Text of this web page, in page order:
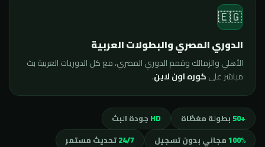
🇪🇬
الدوري المصري والبطولات العربية
الأهلي والزمالك وقمم الدوري المصري، مع كل الدوريات العربية بث
مباشر علىكوره اون لاين.
+50 بطولة مغطّاة HD جودة البث
100%مجاني بدون تسجيل 24/7تحديث مستمر